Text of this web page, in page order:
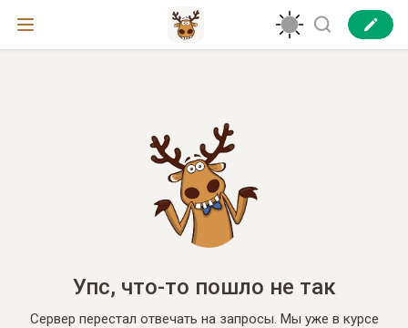
Упс, что-то пошло не так
Сервер перестал отвечать на запросы. Мы уже в курсе